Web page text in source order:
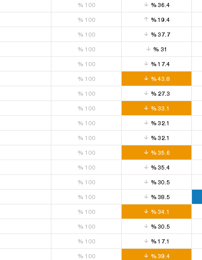
%100 %36.4
%100 %19.4
%100 %37.7
%100 %31
%100 %17.4
%100 %43.8
%100 %27.3
%100 %33.1
%100 %32.1
%100 %32.1
%100 %35.6
%100 %35.4
%100 %30.5
%100 %38.5
%100 %34.1
%100 %30.5
%100 %17.1
%100 %39.4